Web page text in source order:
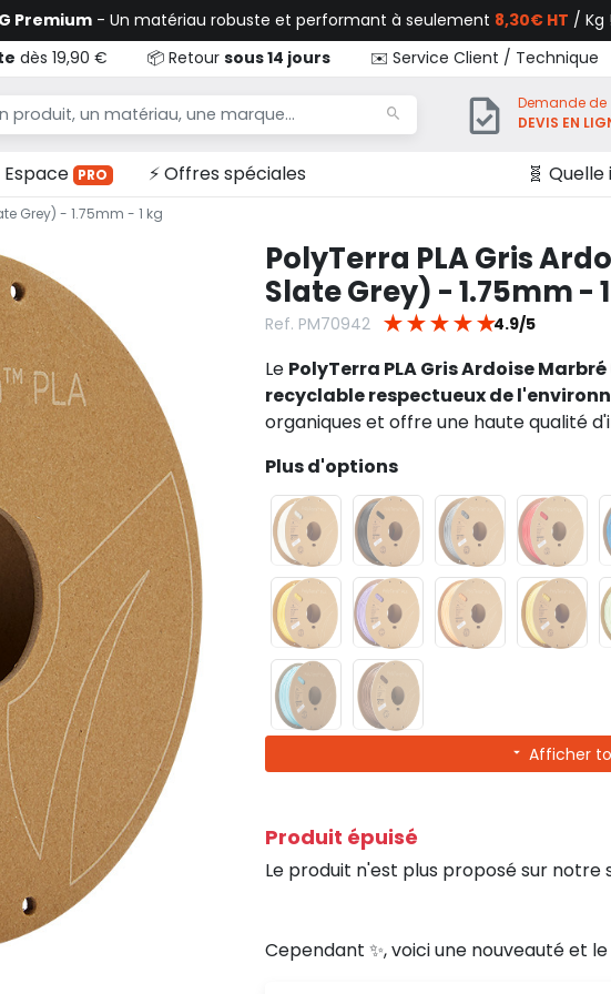
Premium - Un matériau robuste et performant à seulement 8,30€ HT / Kg
dès 19,90 € 📦 Retour sous 14 jours ✉️ Service Client / Technique
Demande de
DEVIS EN
Espace PRO ⚡ Offres spéciales 🧬
Grey) - 1.75mm - 1 kg
PolyTerra PLA Gris
Slate Grey) - 1.75mm -
Ref. PM70942 ★ ★ ★ ★ ★4.9/5
Le PolyTerra PLA Gris Ardoise
recyclable respectueux de
organiques et offre une haute qualité
Plus d'options
Afficher
Produit épuisé
Le produit n'est plus proposé sur notre
Cependant ✨, voici une nouveauté et